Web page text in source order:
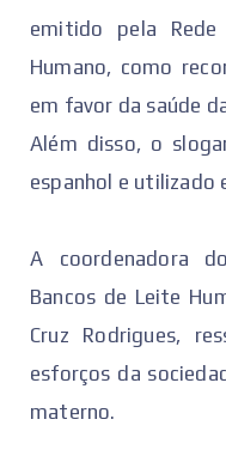
emitido pela
Humano, como
em favor da saúde
Além disso, o
espanhol e utilizado
A coordenadora
Bancos de Leite
Cruz Rodrigues,
esforços da
materno.